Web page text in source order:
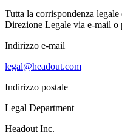
Tutta la corrispondenza
Direzione Legale via e-mail o
Indirizzo e-mail
legal@headout.com
Indirizzo postale
Legal Department
Headout Inc.